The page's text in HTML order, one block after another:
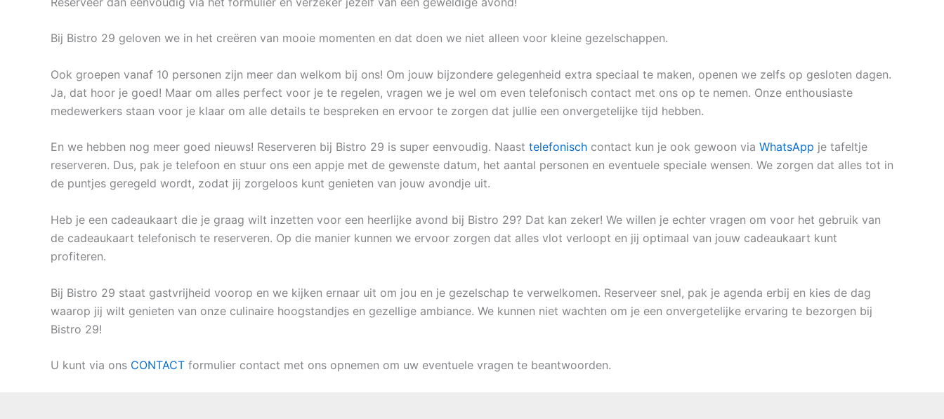
Bij Bistro 29 geloven we in het creëren van mooie momenten en dat doen we niet alleen voor kleine gezelschappen.
Ook groepen vanaf 10 personen zijn meer dan welkom bij ons! Om jouw bijzondere gelegenheid extra speciaal te maken, openen we zelfs op gesloten dagen.
Ja, dat hoor je goed! Maar om alles perfect voor je te regelen, vragen we je wel om even telefonisch contact met ons op te nemen. Onze enthousiaste
medewerkers staan voor je klaar om alle details te bespreken en ervoor te zorgen dat jullie een onvergetelijke tijd hebben.
En we hebben nog meer goed nieuws! Reserveren bij Bistro 29 is super eenvoudig. Naast telefonisch contact kun je ook gewoon via WhatsApp je tafeltje
reserveren. Dus, pak je telefoon en stuur ons een appje met de gewenste datum, het aantal personen en eventuele speciale wensen. We zorgen dat alles tot in
de puntjes geregeld wordt, zodat jij zorgeloos kunt genieten van jouw avondje uit.
Heb je een cadeaukaart die je graag wilt inzetten voor een heerlijke avond bij Bistro 29? Dat kan zeker! We willen je echter vragen om voor het gebruik van
de cadeaukaart telefonisch te reserveren. Op die manier kunnen we ervoor zorgen dat alles vlot verloopt en jij optimaal van jouw cadeaukaart kunt
profiteren.
Bij Bistro 29 staat gastvrijheid voorop en we kijken ernaar uit om jou en je gezelschap te verwelkomen. Reserveer snel, pak je agenda erbij en kies de dag
waarop jij wilt genieten van onze culinaire hoogstandjes en gezellige ambiance. We kunnen niet wachten om je een onvergetelijke ervaring te bezorgen bij
Bistro 29!
U kunt via ons CONTACT formulier contact met ons opnemen om uw eventuele vragen te beantwoorden.